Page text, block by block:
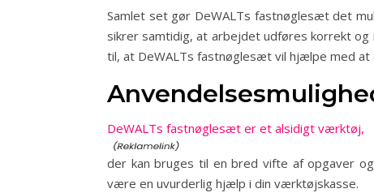
Samlet set gør DeWALTs fastnøglesæt det
sikrer samtidig, at arbejdet udføres korrekt
til, at DeWALTs fastnøglesæt vil hjælpe med at
DeWALTs fastnøglesæt er et alsidigt værktøj,
der kan bruges til en bred vifte af opgaver
være en uvurderlig hjælp i din værktøjskasse.